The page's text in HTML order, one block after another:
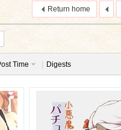
Return home
Time Digests